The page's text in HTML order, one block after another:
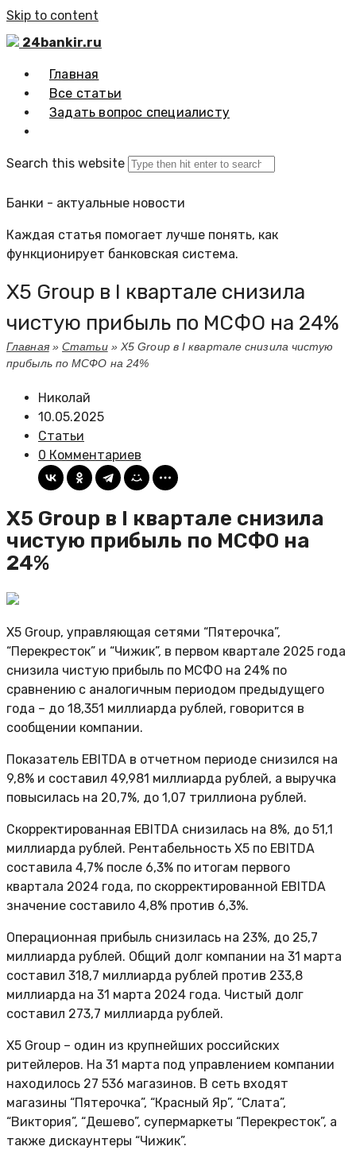
Skip to content
24bankir.ru
Главная
Все статьи
Задать вопрос специалисту
Search this website
Банки - актуальные новости
Каждая статья помогает лучше понять, как
функционирует банковская система.
X5 Group в I квартале снизила
чистую прибыль по МСФО на 24%
Главная»Статьи» X5 Group в I квартале снизила чистую
прибыль по МСФО на 24%
Николай
10.05.2025
Статьи
0 Комментариев
X5 Group в I квартале снизила
чистую прибыль по МСФО на
24%
X5 Group, управляющая сетями “Пятерочка”,
“Перекресток” и “Чижик”, в первом квартале 2025 года
снизила чистую прибыль по МСФО на 24% по
сравнению с аналогичным периодом предыдущего
года – до 18,351 миллиарда рублей, говорится в
сообщении компании.
Показатель EBITDA в отчетном периоде снизился на
9,8% и составил 49,981 миллиарда рублей, а выручка
повысилась на 20,7%, до 1,07 триллиона рублей.
Скорректированная EBITDA снизилась на 8%, до 51,1
миллиарда рублей. Рентабельность X5 по EBITDA
составила 4,7% после 6,3% по итогам первого
квартала 2024 года, по скорректированной EBITDA
значение составило 4,8% против 6,3%.
Операционная прибыль снизилась на 23%, до 25,7
миллиарда рублей. Общий долг компании на 31 марта
составил 318,7 миллиарда рублей против 233,8
миллиарда на 31 марта 2024 года. Чистый долг
составил 273,7 миллиарда рублей.
X5 Group – один из крупнейших российских
ритейлеров. На 31 марта под управлением компании
находилось 27 536 магазинов. В сеть входят
магазины “Пятерочка”, “Красный Яр”, “Слата”,
“Виктория”, “Дешево”, супермаркеты “Перекресток”, а
также дискаунтеры “Чижик”.